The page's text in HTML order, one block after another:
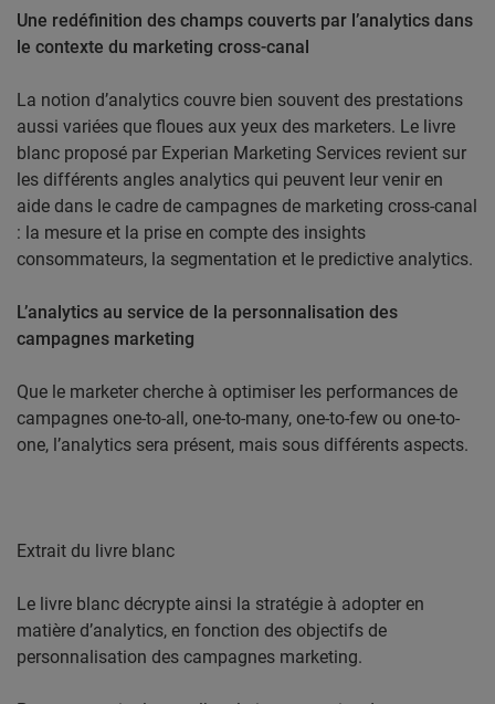
Une redéfinition des champs couverts par l’analytics dans
le contexte du marketing cross-canal
La notion d’analytics couvre bien souvent des prestations
aussi variées que floues aux yeux des marketers. Le livre
blanc proposé par Experian Marketing Services revient sur
les différents angles analytics qui peuvent leur venir en
aide dans le cadre de campagnes de marketing cross-canal
: la mesure et la prise en compte des insights
consommateurs, la segmentation et le predictive analytics.
L’analytics au service de la personnalisation des
campagnes marketing
Que le marketer cherche à optimiser les performances de
campagnes one-to-all, one-to-many, one-to-few ou one-to-
one, l’analytics sera présent, mais sous différents aspects.
Extrait du livre blanc
Le livre blanc décrypte ainsi la stratégie à adopter en
matière d’analytics, en fonction des objectifs de
personnalisation des campagnes marketing.